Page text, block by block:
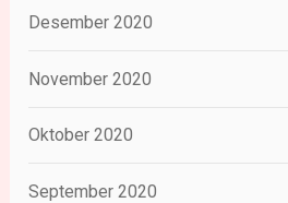
Desember 2020
November 2020
Oktober 2020
September 2020